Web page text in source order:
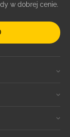
w dobrej cenie.